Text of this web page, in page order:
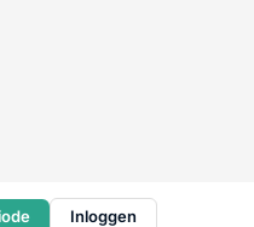
Inloggen